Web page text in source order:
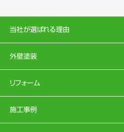
当社が選ばれる理由
外壁塗装
リフォーム
施工事例